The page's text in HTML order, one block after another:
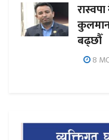
बढ्छौँ
8